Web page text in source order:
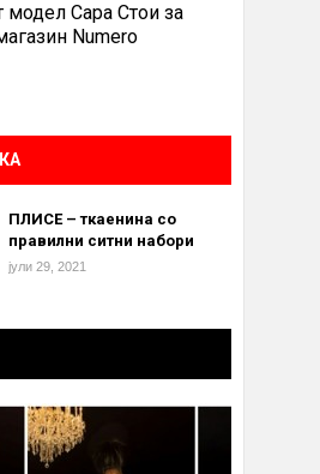
модел Сара Стои за
Numero
ПЛИСЕ – ткаенина со
правилни ситни набори
јули 29, 2021